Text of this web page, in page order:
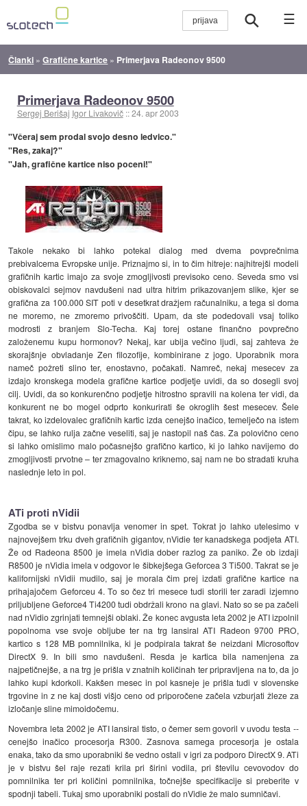
☰
Članki »Grafične kartice » Primerjava Radeonov 9500
Primerjava Radeonov 9500
Sergej Berišaj Igor Livakovič ::24. apr 2003
"Včeraj sem prodal svojo desno ledvico."
"Res, zakaj?"
"Jah, grafične kartice niso poceni!"
Takole nekako bi lahko potekal dialog med dvema povprečnima
prebivalcema Evropske unije. Priznajmo si, in to čim hitreje: najhitrejši modeli
grafičnih kartic imajo za svoje zmogljivosti previsoko ceno. Seveda smo vsi
obiskovalci sejmov navdušeni nad ultra hitrim prikazovanjem slike, kjer se
grafična za 100.000 SIT poti v desetkrat dražjem računalniku, a tega si doma
ne moremo, ne zmoremo privoščiti. Upam, da ste podedovali vsaj toliko
modrosti z branjem Slo-Techa. Kaj torej ostane finančno povprečno
založenemu kupu hormonov? Nekaj, kar ubija večino ljudi, saj zahteva že
skorajšnje obvladanje Zen filozofije, kombinirane z jogo. Uporabnik mora
nameč požreti slino ter, enostavno, počakati. Namreč, nekaj mesecev za
izdajo kronskega modela grafične kartice podjetje uvidi, da so dosegli svoj
cilj. Uvidi, da so konkurenčno podjetje hitrostno spravili na kolena ter vidi, da
konkurent ne bo mogel odprto konkurirati še okroglih šest mesecev. Šele
takrat, ko izdelovalec grafičnih kartic izda cenejšo inačico, temelječo na istem
čipu, se lahko rulja začne veseliti, saj je nastopil naš čas. Za polovično ceno
si lahko omislimo malo počasnejšo grafično kartico, ki jo lahko navijemo do
zmogljivosti prvotne – ter zmagovalno kriknemo, saj nam ne bo stradati kruha
naslednje leto in pol.
ATi proti nVidii
Zgodba se v bistvu ponavlja venomer in spet. Tokrat jo lahko utelesimo v
najnovejšem trku dveh grafičnih gigantov, nVidie ter kanadskega podjeta ATI.
Že od Radeona 8500 je imela nVidia dober razlog za paniko. Že ob izdaji
R8500 je nVidia imela v odgovor le šibkejšega Geforcea 3 Ti500. Takrat se je
kalifornijski nVidii mudilo, saj je morala čim prej izdati grafične kartice na
prihajajočem Geforceu 4. To so čez tri mesece tudi storili ter zaradi izjemno
priljubljene Geforce4 Ti4200 tudi obdržali krono na glavi. Nato so se pa začeli
nad nVidio zgrinjati temnejši oblaki. Že konec avgusta leta 2002 je ATI izpolnil
popolnoma vse svoje obljube ter na trg lansiral ATI Radeon 9700 PRO,
kartico s 128 MB pomnilnika, ki je podpirala takrat še neizdani Microsoftov
DirectX 9. In bili smo navdušeni. Resda je kartica bila namenjena za
najpetičnejše, a na trg je prišla v znatnih količinah ter pripravljena na to, da jo
lahko kupi kdorkoli. Kakšen mesec in pol kasneje je prišla tudi v slovenske
trgovine in z ne kaj dosti višjo ceno od priporočene začela vzburjati žleze za
izločanje sline mimoidočemu.
Novembra leta 2002 je ATI lansiral tisto, o čemer sem govoril v uvodu testa --
cenejšo inačico procesorja R300. Zasnova samega procesorja je ostala
enaka, tako da smo uporabniki še vedno ostali v igri za podporo DirectX 9. ATi
je v bistvu šel raje rezati krila pri širini vodila, pri številu cevovodov do
pomnilnika ter pri količini pomnilnika, točnejše specifikacije si preberite v
spodnji tabeli. Tukaj smo uporabniki postali do nVidie že malo sumničavi.